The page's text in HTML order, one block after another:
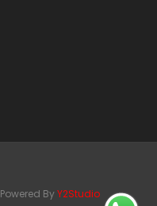
Powered ByY2Studio